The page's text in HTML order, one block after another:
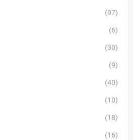
(97)
(6)
(30)
(9)
(40)
(10)
(18)
(16)